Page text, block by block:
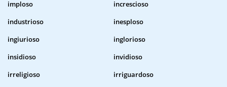
imploso
increscioso
industrioso
inesploso
ingiurioso
inglorioso
insidioso
invidioso
irreligioso
irriguardoso